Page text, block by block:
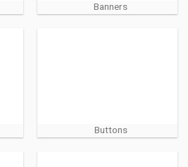
Banners
Buttons